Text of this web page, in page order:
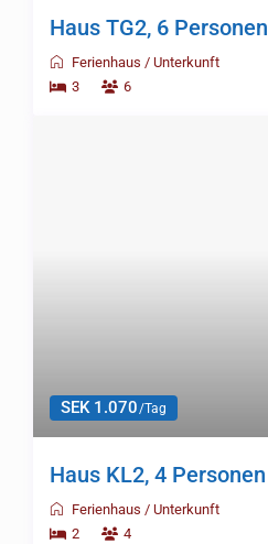
Haus TG2, 6 Personen
Ferienhaus /Unterkunft
3
6
SEK 1.070/Tag
Haus KL2, 4 Personen
Ferienhaus /Unterkunft
2
4